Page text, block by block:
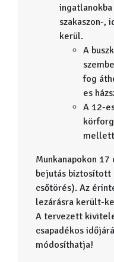
szakaszon-,
kerül.
A
fog
es
A 12-
Munkanapokon
bejutás biztosított
csőtörés). Az
lezárásra került-
A tervezett
csapadékos
módosíthatja!